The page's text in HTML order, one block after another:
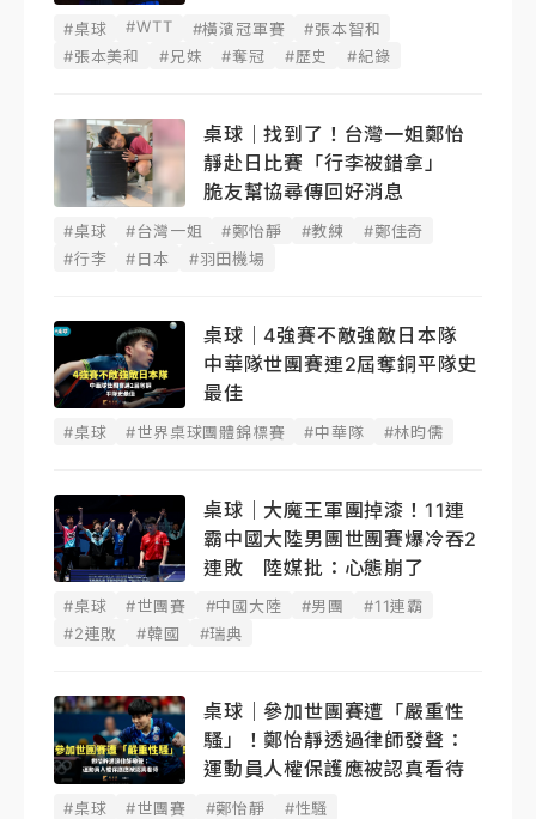
#桌球 #WTT #橫濱冠軍賽
#張本智和
#張本美和
#兄妹 #奪冠 #歷史 #紀錄
桌球｜找到了！台灣一姐鄭怡
靜赴日比賽「行李被錯拿」
脆友幫協尋傳回好消息
#桌球 #台灣一姐 #鄭怡靜 #教練
#鄭佳奇
#行李
#日本 #羽田機場
桌球｜4強賽不敵強敵日本隊
中華隊世團賽連2屆奪銅平隊史
最佳
#桌球 #世界桌球團體錦標賽 #中華隊 #林昀儒
桌球｜大魔王軍團掉漆！11連
霸中國大陸男團世團賽爆冷吞2
連敗 陸媒批：心態崩了
#桌球 #世團賽 #中國大陸 #男團
#11連霸
#2連敗
#韓國 #瑞典
桌球｜參加世團賽遭「嚴重性
騷」！鄭怡靜透過律師發聲：
運動員人權保護應被認真看待
#桌球 #世團賽 #鄭怡靜 #性騷